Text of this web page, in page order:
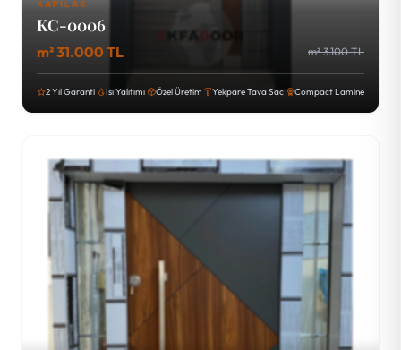
KAPILAR
KC-0006
m² 31.000 TL m² 3.100 TL
2 Yıl Garanti Isı Yalıtımı Özel Üretim Yekpare Tava Sac Compact Lamine